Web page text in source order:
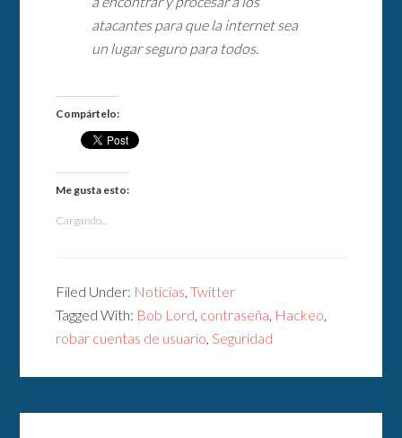
atacantes para que la internet sea
un lugar seguro para todos.
Compártelo:
Me gusta esto:
Cargando...
Filed Under: Noticias,Twitter
Tagged With: Bob Lord, contraseña, Hackeo,
robar cuentas de usuario,Seguridad